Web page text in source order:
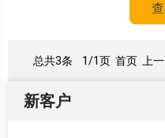
总共3条 1/1页 首页 上
新客户